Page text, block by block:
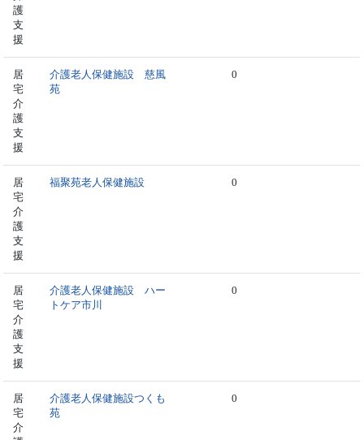
護
支
援
居
宅
介
護
支
援
介護老人保健施設 慈風
苑
0
居
宅
介
護
支
援
福聚苑老人保健施設 0
居
宅
介
護
支
援
介護老人保健施設 ハー
トケア市川
0
居
宅
介
介護老人保健施設つくも
苑
0